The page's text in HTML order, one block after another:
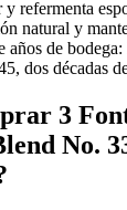
refermenta
natural y
años de
dos décadas
3
No.